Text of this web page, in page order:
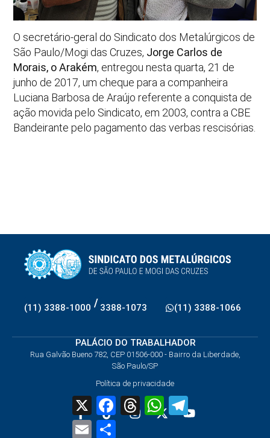
O secretário-geral do Sindicato dos Metalúrgicos de
São Paulo/Mogi das Cruzes, Jorge Carlos de
Morais, o Arakém, entregou nesta quarta, 21 de
junho de 2017, um cheque para a companheira
Luciana Barbosa de Araújo referente a conquista de
ação movida pelo Sindicato, em 2003, contra a CBE
Bandeirante pelo pagamento das verbas rescisórias.
(11) 3388-1000 / 3388-1073 (11) 3388-1066
PALÁCIO DO TRABALHADOR
Rua Galvão Bueno 782, CEP 01506-000 - Bairro da Liberdade,
São Paulo/SP
Política de privacidade
X FacebookThreadsWhatsApp
Email